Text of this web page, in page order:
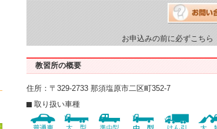
普通車AT/MT
お申込みの前に必ずこちら
教習所の概要
住所：〒329-2733 那須塩原市二区町352-7
取り扱い車種